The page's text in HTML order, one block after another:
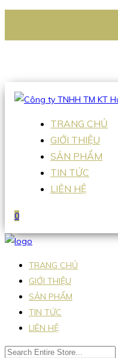
Hotline:0938 336 079
TRANG CHỦ
GIỚI THIỆU
SẢN PHẨM
TIN TỨC
LIÊN HỆ
0
TRANG CHỦ
GIỚI THIỆU
SẢN PHẨM
TIN TỨC
LIÊN HỆ